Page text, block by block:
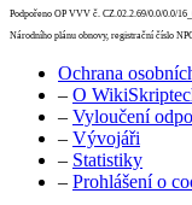
Podpořeno OP VVV č. CZ.02.2.69/0.0/0.0/
Národního plánu obnovy, registrační číslo
Ochrana
– O
– Vyloučení
– Vývojáři
– Statistiky
– Prohlášení o